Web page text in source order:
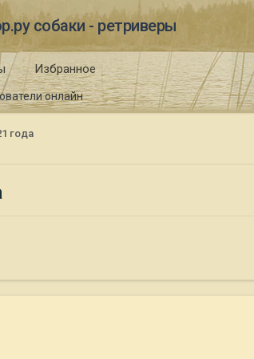
собаки - ретриверы
онлайн
Избранное
года